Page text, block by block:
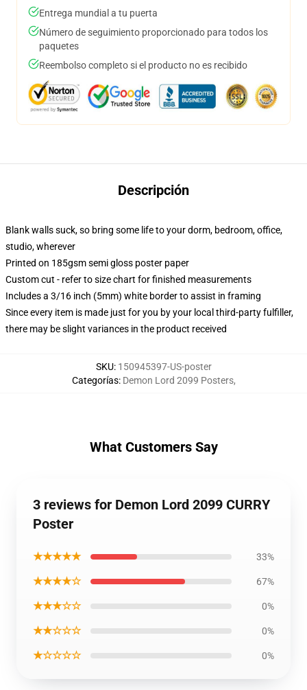
Entrega mundial a tu puerta
Número de seguimiento proporcionado para todos los
paquetes
Reembolso completo si el producto no es recibido
Descripción
Blank walls suck, so bring some life to your dorm, bedroom, office,
studio, wherever
Printed on 185gsm semi gloss poster paper
Custom cut - refer to size chart for finished measurements
Includes a 3/16 inch (5mm) white border to assist in framing
Since every item is made just for you by your local third-party fulfiller,
there may be slight variances in the product received
SKU: 150945397-US-poster
Categorías: Demon Lord 2099 Posters,
What Customers Say
3 reviews for Demon Lord 2099 CURRY
Poster
★★★★★ 33%
★★★★☆ 67%
★★★☆☆ 0%
★★☆☆☆ 0%
★☆☆☆☆ 0%